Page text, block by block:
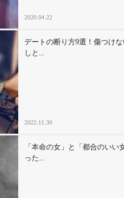
2020.04.22
デートの断り方9選！傷つけ
しと...
2022.11.30
「本命の女」と「都合のいい
った...